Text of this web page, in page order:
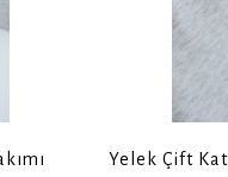
Yelek Çift